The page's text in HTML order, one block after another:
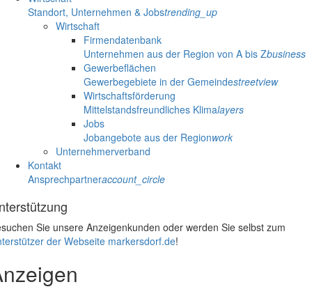
Standort, Unternehmen & Jobstrending_up
Wirtschaft
Firmendatenbank
Unternehmen aus der Region von A bis Zbusiness
Gewerbeflächen
Gewerbegebiete in der Gemeindestreetview
Wirtschaftsförderung
Mittelstandsfreundliches Klimalayers
Jobs
Jobangebote aus der Regionwork
Unternehmerverband
Kontakt
Ansprechpartneraccount_circle
Sie unsere Anzeigenkunden oder werden Sie selbst zum
der Webseite markersdorf.de!